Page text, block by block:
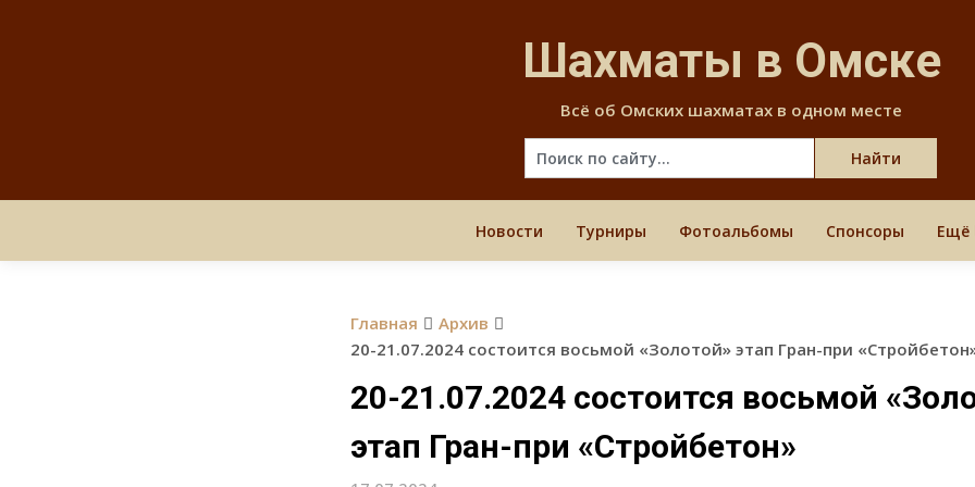
content
Шахматы в Омске
Всё об Омских шахматах в одном месте
Новости Турниры Фотоальбомы Спонсоры Ещё
Главная
Архив
20-21.07.2024 состоится восьмой «Золотой» этап Гран-при
20-21.07.2024 состоится восьмой
этап Гран-при «Стройбетон»